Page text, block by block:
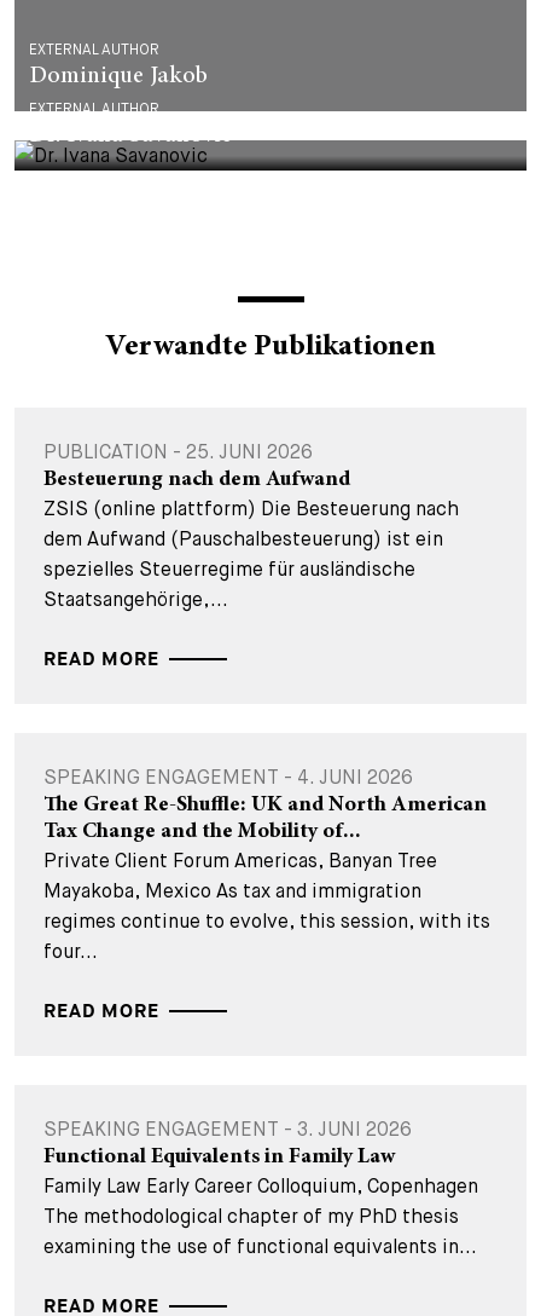
EXTERNAL AUTHOR
Dominique Jakob
EXTERNAL AUTHOR
Dr. Ivana Savanovic
Verwandte Publikationen
PUBLICATION - 25. JUNI 2026
Besteuerung nach dem Aufwand
ZSIS (online plattform) Die Besteuerung nach
dem Aufwand (Pauschalbesteuerung) ist ein
spezielles Steuerregime für ausländische
Staatsangehörige,...
READ MORE
SPEAKING ENGAGEMENT - 4. JUNI 2026
The Great Re-Shuffle: UK and North American
Tax Change and the Mobility of...
Private Client Forum Americas, Banyan Tree
Mayakoba, Mexico As tax and immigration
regimes continue to evolve, this session, with its
four...
READ MORE
SPEAKING ENGAGEMENT - 3. JUNI 2026
Functional Equivalents in Family Law
Family Law Early Career Colloquium, Copenhagen
The methodological chapter of my PhD thesis
examining the use of functional equivalents in...
READ MORE